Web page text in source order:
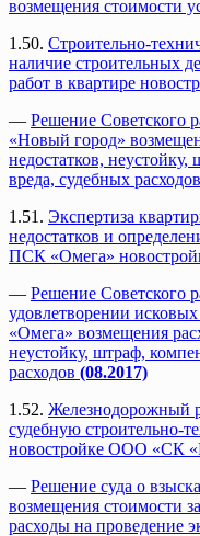
возмещения стоимости
1.50. Строительно-
наличие строительных
работ в квартире
— Решение Советского
«Новый город»
недостатков,
вреда, судебных расходов
1.51. Экспертиза
недостатков и
ПСК «Омега»
— Решение Советского
удовлетворении
«Омега» возмещения
неустойку, штраф,
расходов (08.2017)
1.52. Железнодорожный
судебную строительно-
новостройке ООО «СК
— Решение суда о
возмещения стоимости
расходы на проведение